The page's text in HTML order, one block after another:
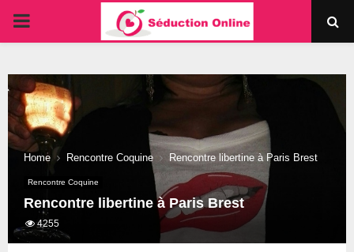
PRIMARY
Home Rencontre Coquine Rencontre libertine à Paris Brest
Rencontre Coquine
Rencontre libertine à Paris Brest
4255